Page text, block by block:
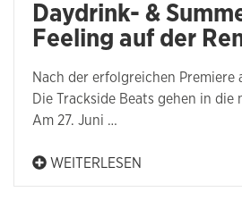
Daydrink- &
Feeling auf der
Nach der erfolgreichen Premiere
Die Trackside Beats gehen in die
Am 27. Juni …
WEITERLESEN